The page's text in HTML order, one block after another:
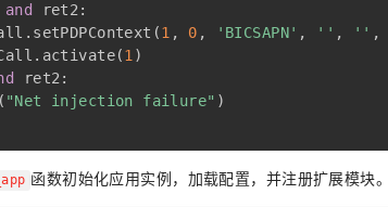
and ret2 :
. setPDPContext (1 , 0 , 'BICSAPN' , '' , '' ,
. activate(1 )
ret2 :
( "Net injection failure" )
函数初始化应用实例，加载配置，并注册扩展模块。